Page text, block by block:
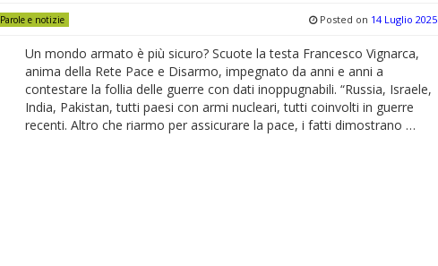
Parole e notizie Posted on 14 Luglio 2025
Un mondo armato è più sicuro? Scuote la testa Francesco Vignarca,
anima della Rete Pace e Disarmo, impegnato da anni e anni a
contestare la follia delle guerre con dati inoppugnabili. “Russia, Israele,
India, Pakistan, tutti paesi con armi nucleari, tutti coinvolti in guerre
recenti. Altro che riarmo per assicurare la pace, i fatti dimostrano …